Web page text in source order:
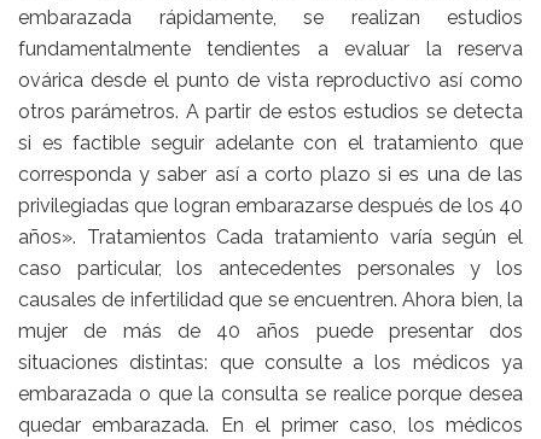
embarazada rápidamente, se realizan estudios
fundamentalmente tendientes a evaluar la reserva
ovárica desde el punto de vista reproductivo así como
otros parámetros. A partir de estos estudios se detecta
si es factible seguir adelante con el tratamiento que
corresponda y saber así a corto plazo si es una de las
privilegiadas que logran embarazarse después de los 40
años». Tratamientos Cada tratamiento varía según el
caso particular, los antecedentes personales y los
causales de infertilidad que se encuentren. Ahora bien, la
mujer de más de 40 años puede presentar dos
situaciones distintas: que consulte a los médicos ya
embarazada o que la consulta se realice porque desea
quedar embarazada. En el primer caso, los médicos